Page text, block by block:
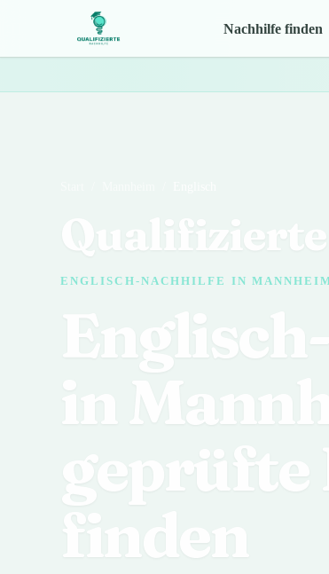
Nachhilfe finden
ENGLISCH-NACHHILFE IN
in
finden